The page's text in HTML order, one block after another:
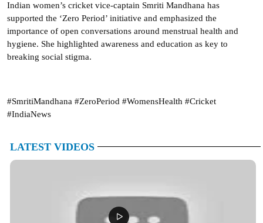
Indian women’s cricket vice-captain Smriti Mandhana has
supported the ‘Zero Period’ initiative and emphasized the
importance of open conversations around menstrual health and
hygiene. She highlighted awareness and education as key to
breaking social stigma.
#SmritiMandhana #ZeroPeriod #WomensHealth #Cricket
#IndiaNews
LATEST VIDEOS